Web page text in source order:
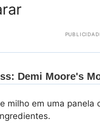
milho em uma